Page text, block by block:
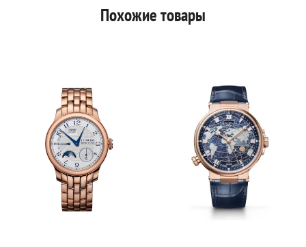
Похожие товары